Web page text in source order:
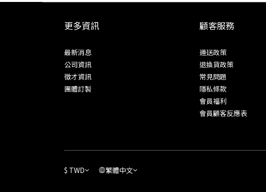
更多資訊
最新消息
公司資訊
徵才資訊
團體訂製
顧客服務
運送政策
退換貨政策
常見問題
隱私條款
會員福利
會員顧客反應表
$ TWD 繁體中文